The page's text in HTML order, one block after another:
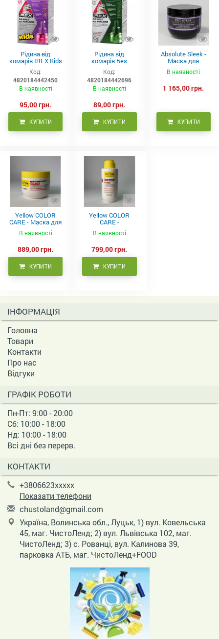
Рідина від
комарів IREX Kids
д/дітей (30 ночей),
20мл
Код:
4820184442450
В наявності
95,00 грн.
КУПИТИ
Рідина від
комарів Без
запаху IREX (30
ночей), 20мл
Код:
4820184442696
В наявності
89,00 грн.
КУПИТИ
Absolute Sleek -
Маска для
неслухняного
волосся 300 мл
В наявності
1 165,00 грн.
КУПИТИ
Yellow COLOR
CARE - Маска для
фарбованого
волосся, 500 мл
В наявності
889,00 грн.
КУПИТИ
Yellow COLOR
CARE -
Кондиціонер для
фарбованого
В наявності
799,00 грн.
КУПИТИ
ІНФОРМАЦІЯ
Головна
Товари
Контакти
Про нас
Відгуки
ГРАФІК РОБОТИ
Пн-Пт: 9:00 - 20:00
Сб: 10:00 - 18:00
Нд: 10:00 - 18:00
Всі дні без перерв.
КОНТАКТИ
+3806623xxxxx
Показати телефони
chustoland@gmail.com
Україна, Волинська обл., Луцьк, 1) вул. Ковельська
45, маг. ЧистоЛенд; 2) вул. Львівська 102, маг.
ЧистоЛенд; 3) с. Рованці, вул. Калинова 39,
парковка АТБ, маг. ЧистоЛенд+FOOD